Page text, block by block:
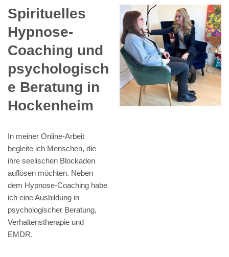
Spirituelles
Hypnose-
Coaching und
psychologisch
e Beratung in
Hockenheim
In meiner Online-Arbeit
begleite ich Menschen, die
ihre seelischen Blockaden
auflösen möchten. Neben
dem Hypnose-Coaching habe
ich eine Ausbildung in
psychologischer Beratung,
Verhaltenstherapie und
EMDR.